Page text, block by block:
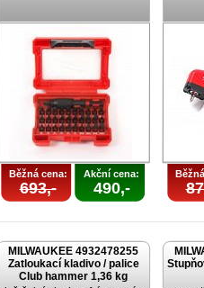
Běžná cena:
693,-
Akční cena:
490,-
MILWAUKEE 4932478255
Zatloukací kladivo / palice
Club hammer 1,36 kg